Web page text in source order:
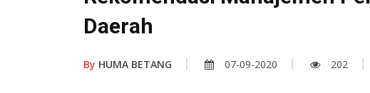
Daerah
By HUMA BETANG 07-09-2020 202